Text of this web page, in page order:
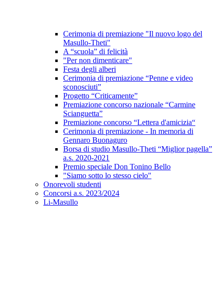
Cerimonia di premiazione "Il nuovo logo del
Masullo-Theti"
A “scuola” di felicità
"Per non dimenticare"
Festa degli alberi
Cerimonia di premiazione “Penne e video
sconosciuti”
Progetto “Criticamente”
Premiazione concorso nazionale “Carmine
Scianguetta”
Premiazione concorso “Lettera d'amicizia“
Cerimonia di premiazione - In memoria di
Gennaro Buonaguro
Borsa di studio Masullo-Theti “Miglior pagella”
a.s. 2020-2021
Premio speciale Don Tonino Bello
"Siamo sotto lo stesso cielo"
Onorevoli studenti
Concorsi a.s. 2023/2024
Li-Masullo